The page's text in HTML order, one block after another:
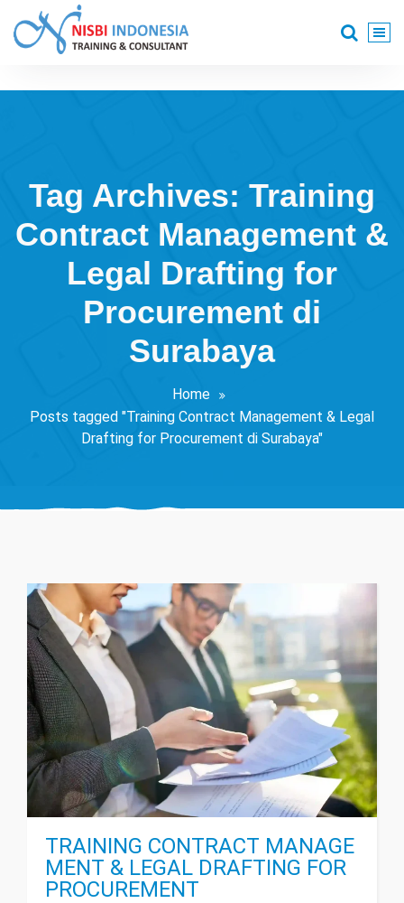
content
Tag Archives: Training
Contract Management &
Legal Drafting for
Procurement di
Surabaya
Home
Posts tagged "Training Contract Management & Legal
Drafting for Procurement di Surabaya"
TRAINING CONTRACT MANAGE
MENT & LEGAL DRAFTING FOR
PROCUREMENT